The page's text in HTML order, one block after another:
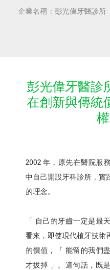
企業名稱：彭光偉牙醫診所
彭光偉牙醫診
在創新與傳統
2002 年，原先在醫院服
中自己開設牙科診所，實
的理念。
「 自己的牙齒一定是最
看來，即使現代植牙技術
的價值，「 能留的我們
才拔掉 」。這句話，既